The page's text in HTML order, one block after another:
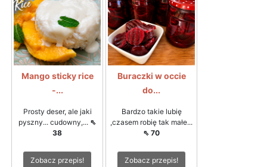
Mango sticky rice
-...
Prosty deser, ale jaki
pyszny... cudowny,... ⇖
38
Zobacz przepis!
Buraczki w occie
do...
Bardzo takie lubię
,czasem robię tak małe...
⇖ 70
Zobacz przepis!